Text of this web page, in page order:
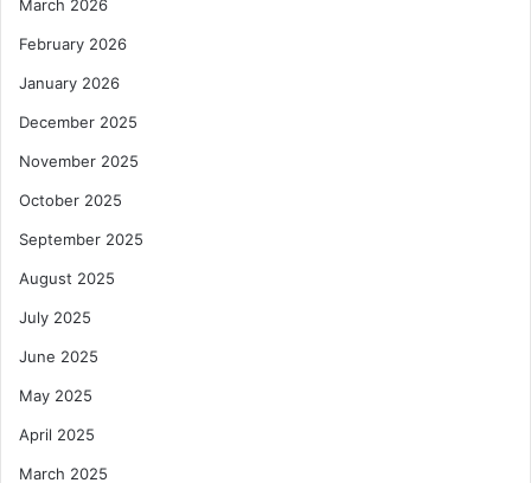
March 2026
February 2026
January 2026
December 2025
November 2025
October 2025
September 2025
August 2025
July 2025
June 2025
May 2025
April 2025
March 2025